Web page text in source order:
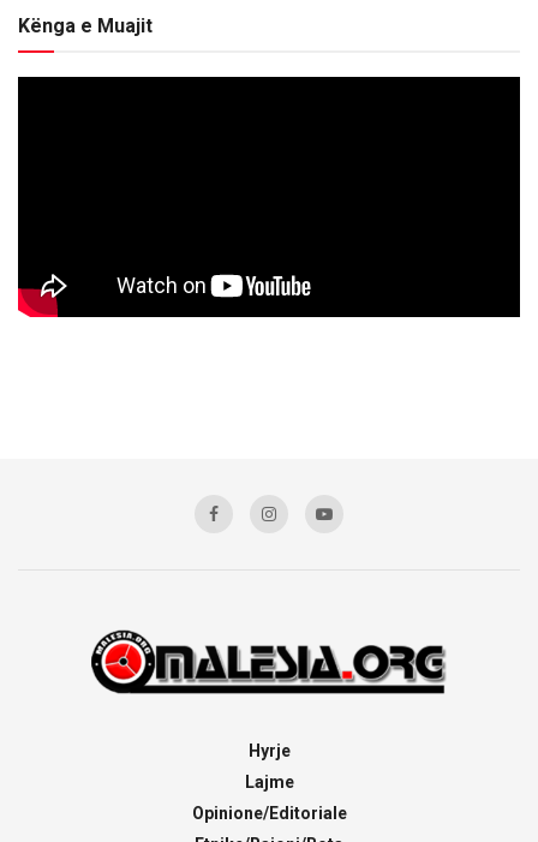
Kënga e Muajit
Hyrje
Lajme
Opinione/Editoriale